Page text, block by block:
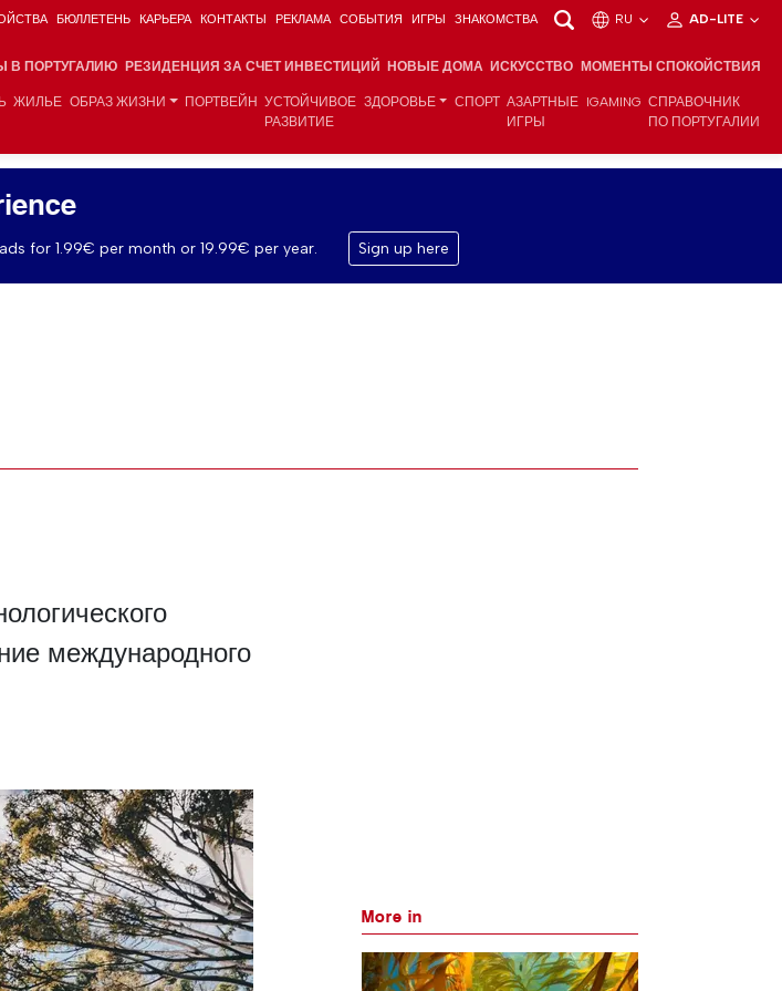
БЮЛЛЕТЕНЬ КАРЬЕРА КОНТАКТЫ РЕКЛАМА СОБЫТИЯ ИГРЫ ЗНАКОМСТВА RU AD-LITE
В ПОРТУГАЛИЮ РЕЗИДЕНЦИЯ ЗА СЧЕТ ИНВЕСТИЦИЙ НОВЫЕ ДОМА ИСКУССТВО МОМЕНТЫ СПОКОЙСТВИЯ
ЖИЛЬЕ ОБРАЗ ЖИЗНИ ПОРТВЕЙН УСТОЙЧИВОЕ
РАЗВИТИЕ
ЗДОРОВЬЕ СПОРТ АЗАРТНЫЕ
ИГРЫ
IGAMING СПРАВОЧНИК
ПО ПОРТУГАЛИИ
for 1.99€ per month or 19.99€ per year. Sign up here
международного
More in